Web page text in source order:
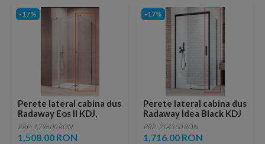
-17%
Perete lateral cabina dus
Radaway Eos II KDJ,
80xH195 cm
PRP: 1,796.00 RON
1,508.00 RON
-17%
Perete lateral cabina dus
Radaway Idea Black KDJ
dreapta 120 x H200.5 cm
profil negru mat
PRP: 2,043.00 RON
1,716.00 RON